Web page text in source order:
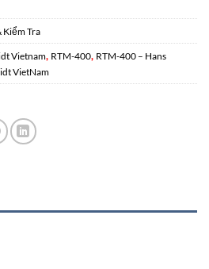
Tra
Vietnam, RTM-400, RTM-400 – Hans
VietNam